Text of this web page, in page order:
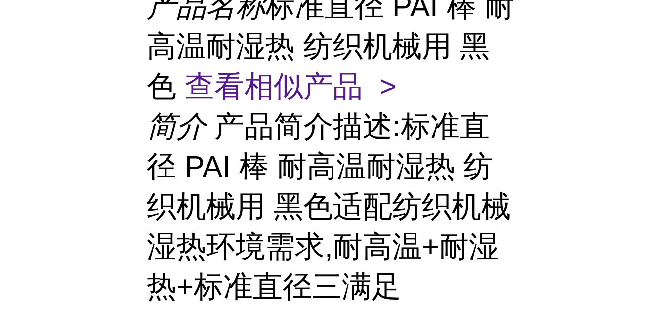
高温耐湿热 纺织机械用 黑
色 查看相似产品 >
简介 产品简介描述:标准直
径 PAI 棒 耐高温耐湿热 纺
织机械用 黑色适配纺织机械
湿热环境需求,耐高温+耐湿
热+标准直径三满足